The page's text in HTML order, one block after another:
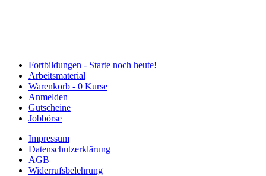
Fortbildungen - Starte noch heute!
Arbeitsmaterial
Warenkorb - 0 Kurse
Anmelden
Gutscheine
Jobbörse
Impressum
Datenschutzerklärung
AGB
Widerrufsbelehrung